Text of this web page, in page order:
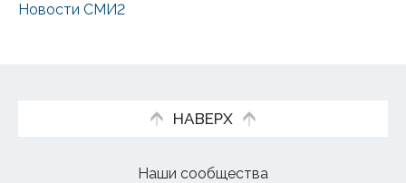
Новости СМИ2
НАВЕРХ
Наши сообщества